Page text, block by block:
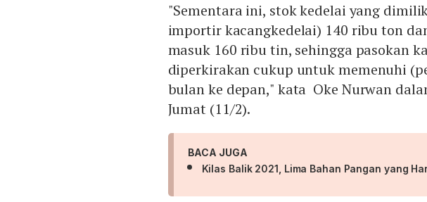
"Sementara ini, stok kedelai yang
importir kacangkedelai) 140 ribu ton
masuk 160 ribu tin, sehingga pasokan
diperkirakan cukup untuk memenuhi
bulan ke depan," kata Oke Nurwan
Jumat (11/2).
BACA JUGA
Kilas Balik 2021, Lima Bahan Pangan yang